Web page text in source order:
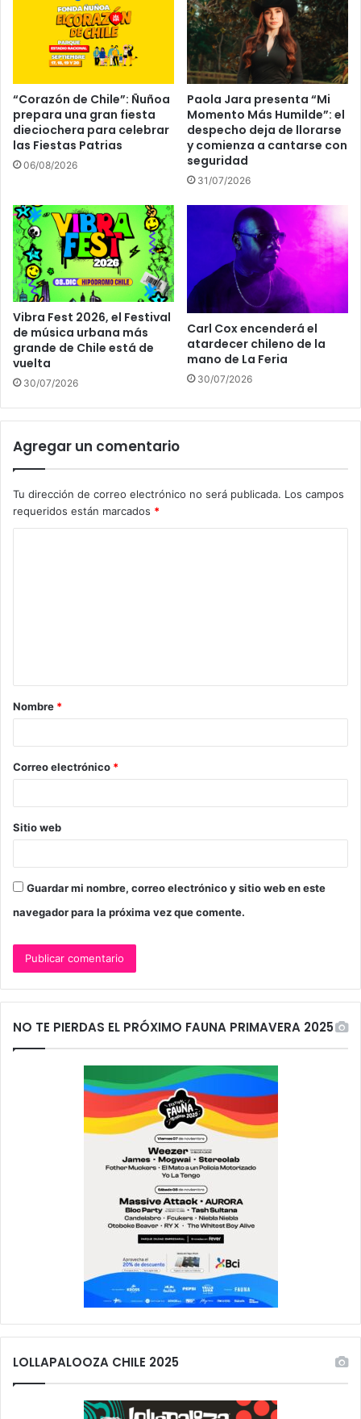
“Corazón de Chile”: Ñuñoa
prepara una gran fiesta
dieciochera para celebrar
las Fiestas Patrias
06/08/2026
Paola Jara presenta “Mi
Momento Más Humilde”: el
despecho deja de llorarse
y comienza a cantarse con
seguridad
31/07/2026
Vibra Fest 2026, el Festival
de música urbana más
grande de Chile está de
vuelta
30/07/2026
Carl Cox encenderá el
atardecer chileno de la
mano de La Feria
30/07/2026
Agregar un comentario
Tu dirección de correo electrónico no será publicada. Los campos
requeridos están marcados *
a
r
*
Nombre *
Correo electrónico *
Sitio web
Guardar mi nombre, correo electrónico y sitio web en este
navegador para la próxima vez que comente.
NO TE PIERDAS EL PRÓXIMO FAUNA PRIMAVERA 2025
LOLLAPALOOZA CHILE 2025